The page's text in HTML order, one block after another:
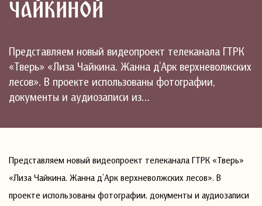
ЧАЙКИНОЙ
Представляем новый видеопроект телеканала ГТРК
«Тверь» «Лиза Чайкина. Жанна д’Арк верхневолжских
лесов». В проекте использованы фотографии,
документы и аудиозаписи из…
Представляем новый видеопроект телеканала ГТРК «Тверь»
«Лиза Чайкина. Жанна д’Арк верхневолжских лесов». В
проекте использованы фотографии, документы и аудиозаписи